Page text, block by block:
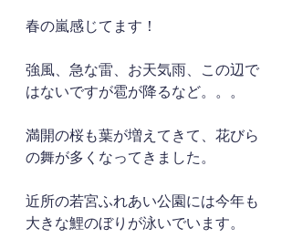
春の嵐感じてます！
強風、急な雷、お天気雨、この辺で
はないですが雹が降るなど。。。
満開の桜も葉が増えてきて、花びら
の舞が多くなってきました。
近所の若宮ふれあい公園には今年も
大きな鯉のぼりが泳いでいます。